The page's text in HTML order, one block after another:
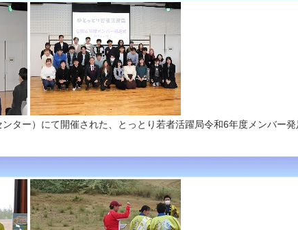
ター）にて開催された、とっとり若者活躍局令和6年度メンバー発